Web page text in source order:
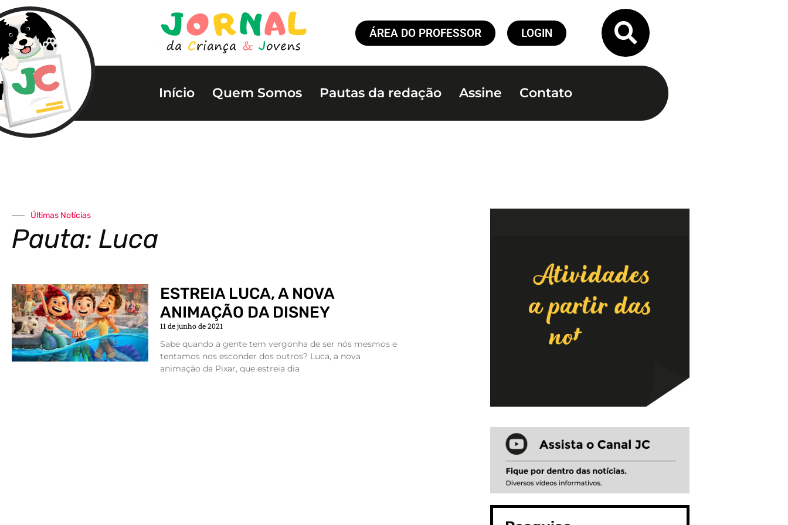
ÁREA DO PROFESSOR LOGIN
Início Quem Somos Pautas da redação Assine Contato
Últimas Notícias
Pauta: Luca
ESTREIA LUCA, A NOVA
ANIMAÇÃO DA DISNEY
11 de junho de 2021
Sabe quando a gente tem vergonha de ser nós mesmos e
tentamos nos esconder dos outros? Luca, a nova
animação da Pixar, que estreia dia